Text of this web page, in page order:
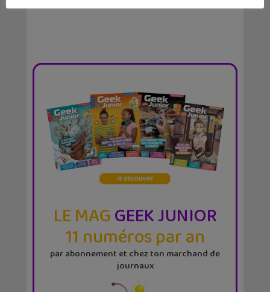
LE MAGGEEK JUNIOR
11 numéros par an
par abonnement et chez ton marchand de
journaux